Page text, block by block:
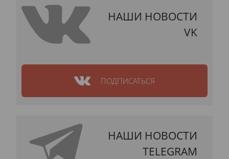
НАШИ НОВОСТИ
VK
ПОДПИСАТЬСЯ
НАШИ НОВОСТИ
TELEGRAM